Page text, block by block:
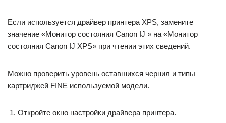
Если используется драйвер принтера XPS, замените
значение «Монитор состояния Canon IJ » на «Монитор
состояния Canon IJ XPS» при чтении этих сведений.
Можно проверить уровень оставшихся чернил и типы
картриджей FINE используемой модели.
Откройте окно настройки драйвера принтера.